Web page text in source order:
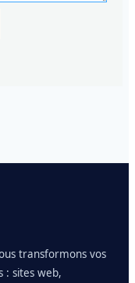
transformons vos
: sites web,